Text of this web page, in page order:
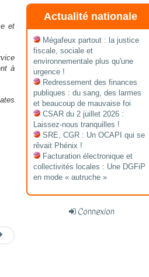
et
à
Actualité nationale
Mégafeux partout : la justice
fiscale, sociale et
environnementale plus qu'une
urgence !
Redressement des finances
publiques : du sang, des larmes
et beaucoup de mauvaise foi
CSAR du 2 juillet 2026 :
Laissez-nous tranquilles !
SRE, CGR : Un OCAPI qui se
rêvait Phénix !
Facturation électronique et
collectivités locales : Une DGFiP
en mode « autruche »
Connexion